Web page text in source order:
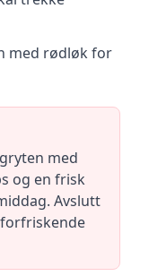
med rødløk for
med
og en frisk
Avslutt